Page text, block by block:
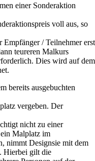
einer Sonderaktion
voll aus, so
/ Teilnehmer erst
teureren Malkurs
Dies wird auf dem
bereits ausgebuchten
vergeben. Der
nicht zu einer
Malplatz im
nimmt Designsie mit dem
Hierbei gilt die